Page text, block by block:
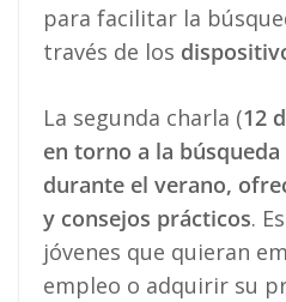
para facilitar la
través de los
La segunda charla (12
en torno a la
durante el verano,
y consejos prácticos.
jóvenes que quieran
empleo o adquirir su